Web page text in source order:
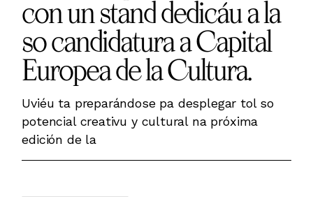
con un stand dedicáu a la
so candidatura a Capital
Europea de la Cultura.
Uviéu ta preparándose pa desplegar tol so
potencial creativu y cultural na próxima
edición de la